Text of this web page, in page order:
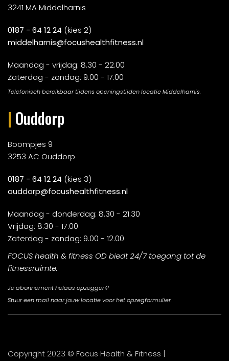
3241 MA Middelharnis
0187 - 64 12 24 (kies 2)
middelharnis@focushealthfitness.nl
Maandag - vrijdag: 8.30 - 22.00
Zaterdag - zondag: 9.00 - 17.00
Telefonisch bereikbaar tijdens openingstijden locatie Middelharnis.
| Ouddorp
Boompjes 9
3253 AC Ouddorp
0187 - 64 12 24 (kies 3)
ouddorp@focushealthfitness.nl
Maandag - donderdag: 8.30 - 21.30
Vrijdag: 8.30 - 17.00
Zaterdag - zondag: 9.00 - 12.00
FOCUS health & fitness OD biedt 24/7 toegang tot de
fitnessruimte.
Je abonnement helaas opzeggen?
Stuur een mail naar jouw locatie voor het opzegformulier.
Copyright 2023 © Focus Health & Fitness |